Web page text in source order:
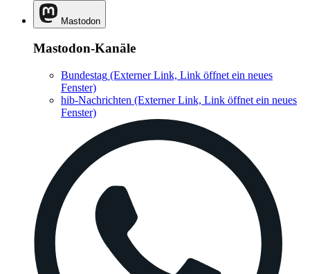
Mastodon
Mastodon-Kanäle
Bundestag (Externer Link, Link öffnet ein neues
Fenster)
hib-Nachrichten (Externer Link, Link öffnet ein neues
Fenster)